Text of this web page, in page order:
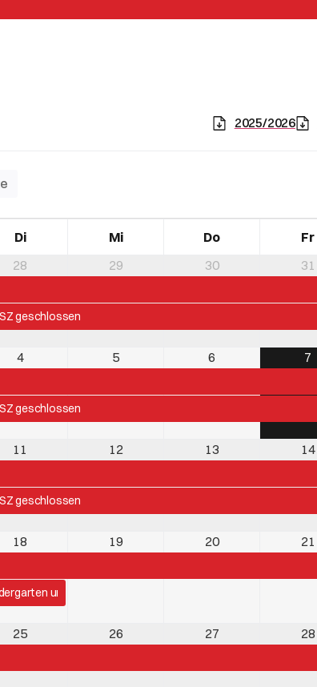
2025/2026
Di Mi Do Fr
geschlossen
28 29 30 31
geschlossen
4 5 6 7
geschlossen
11 12 13 14
18
und Vorschule Sommerprogramm
19 20 21
25 26 27 28